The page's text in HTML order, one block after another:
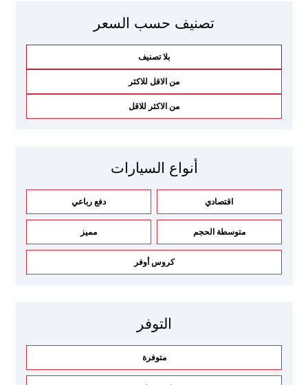
تصنيف حسب السعر
بلا تصنيف
من الاقل للاكثر
من الاكثر للاقل
أنواع السيارات
اقتصادي دفع رباعي
متوسطة الحجم مميز
كروس أوفر
التوفر
متوفرة